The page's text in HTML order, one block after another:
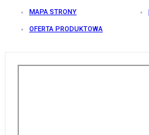
MAPA STRONY
OFERTA PRODUKTOWA